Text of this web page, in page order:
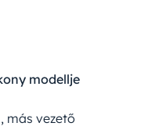
modellje
más vezető